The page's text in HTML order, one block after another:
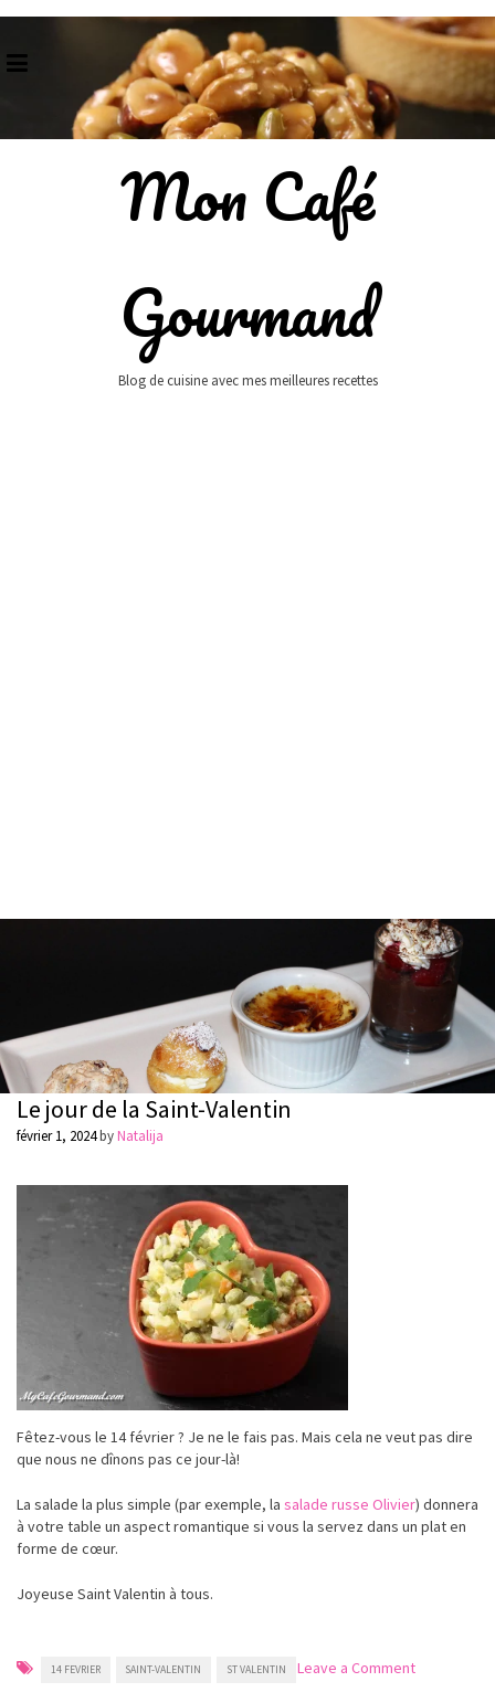
content
Mon Café
Gourmand
Blog de cuisine avec mes meilleures recettes
Le jour de la Saint-Valentin
février 1, 2024byNatalija
Fêtez-vous le 14 février ? Je ne le fais pas. Mais cela ne veut pas dire
que nous ne dînons pas ce jour-là!
La salade la plus simple (par exemple, la salade russe Olivier) donnera
à votre table un aspect romantique si vous la servez dans un plat en
forme de cœur.
Joyeuse Saint Valentin à tous.
14 FEVRIER SAINT-VALENTIN ST VALENTIN Leave a Commenton